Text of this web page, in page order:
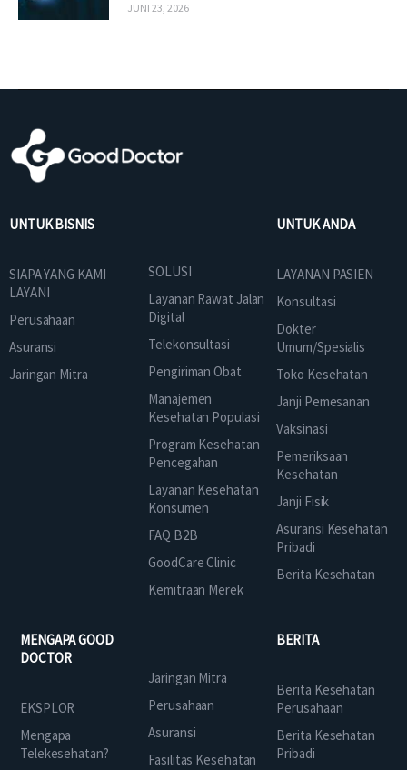
JUNI 23, 2026
UNTUK BISNIS
SIAPA YANG KAMI
LAYANI
Perusahaan
Asuransi
Jaringan Mitra
SOLUSI
Layanan Rawat Jalan
Digital
Telekonsultasi
Pengiriman Obat
Manajemen
Kesehatan Populasi
Program Kesehatan
Pencegahan
Layanan Kesehatan
Konsumen
FAQ B2B
GoodCare Clinic
Kemitraan Merek
UNTUK ANDA
LAYANAN PASIEN
Konsultasi
Dokter
Umum/Spesialis
Toko Kesehatan
Janji Pemesanan
Vaksinasi
Pemeriksaan
Kesehatan
Janji Fisik
Asuransi Kesehatan
Pribadi
Berita Kesehatan
MENGAPA GOOD
DOCTOR
EKSPLOR
Mengapa
Telekesehatan?
Jaringan Mitra
Perusahaan
Asuransi
Fasilitas Kesehatan
BERITA
Berita Kesehatan
Perusahaan
Berita Kesehatan
Pribadi